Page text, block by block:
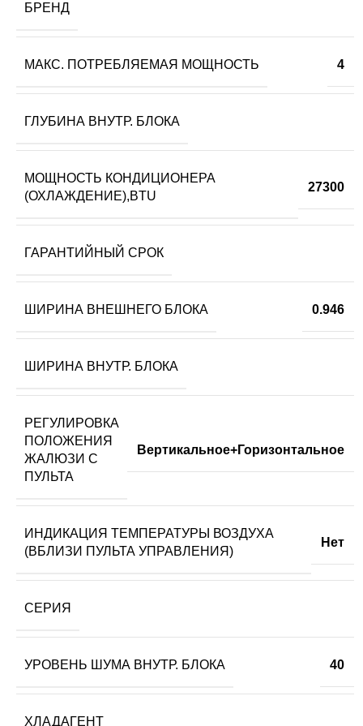
БРЕНД
МАКС. ПОТРЕБЛЯЕМАЯ МОЩНОСТЬ 4
ГЛУБИНА ВНУТР. БЛОКА
МОЩНОСТЬ КОНДИЦИОНЕРА
(ОХЛАЖДЕНИЕ),BTU
27300
ГАРАНТИЙНЫЙ СРОК
ШИРИНА ВНЕШНЕГО БЛОКА 0.946
ШИРИНА ВНУТР. БЛОКА
РЕГУЛИРОВКА
ПОЛОЖЕНИЯ
ЖАЛЮЗИ С
ПУЛЬТА
Вертикальное+Горизонтальное
ИНДИКАЦИЯ ТЕМПЕРАТУРЫ ВОЗДУХА
(ВБЛИЗИ ПУЛЬТА УПРАВЛЕНИЯ)
Нет
СЕРИЯ
УРОВЕНЬ ШУМА ВНУТР. БЛОКА 40
ХЛАДАГЕНТ